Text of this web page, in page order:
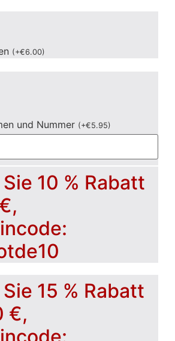
(+€6.00)
und Nummer (+€5.95)
10 % Rabatt
15 % Rabatt
€,